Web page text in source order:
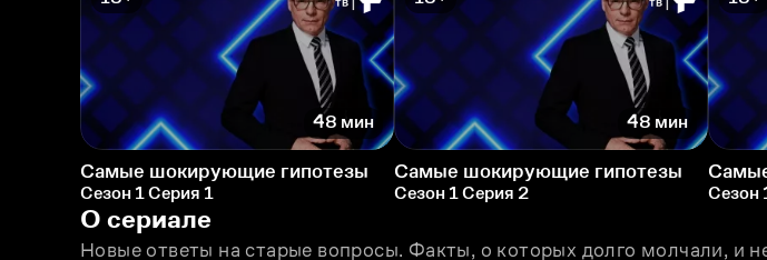
48 мин
Самые шокирующие гипотезы
Сезон 1 Серия 1
48 мин
Самые шокирующие гипотезы
Сезон 1 Серия 2 Сезон
О сериале
Новые ответы на старые вопросы. Факты, о которых долго молчали, и